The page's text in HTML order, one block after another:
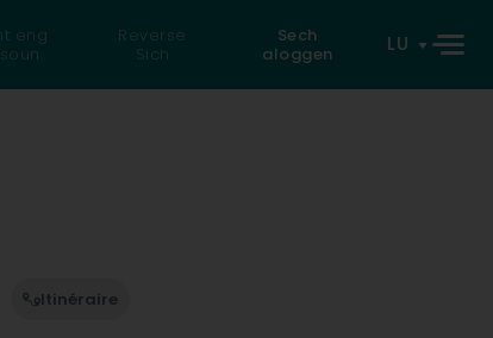
eng
Reverse
Sich
Sech
aloggen
LU
Itinéraire